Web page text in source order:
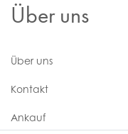
Über uns
Über uns
Kontakt
Ankauf